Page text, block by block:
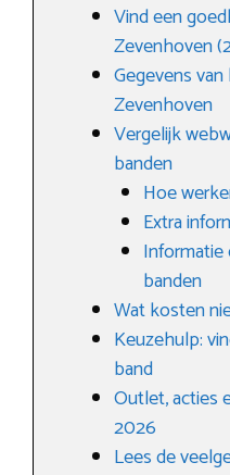
Vind een
Zevenhoven
Gegevens
Zevenhoven
Vergelijk
banden
Hoe
Extra
Informatie
banden
Wat kosten
Keuzehulp:
band
Outlet, acties
2026
Lees de